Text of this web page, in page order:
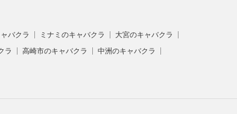
バクラ ミナミのキャバクラ
大宮のキャバクラ
ラ 高崎市のキャバクラ
中洲のキャバクラ